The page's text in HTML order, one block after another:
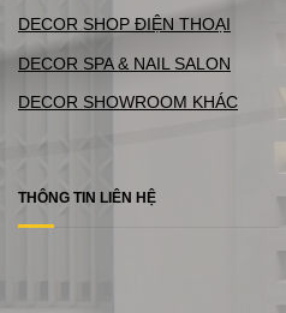
DECOR SHOP ĐIỆN THOẠI
DECOR SPA & NAIL SALON
DECOR SHOWROOM KHÁC
THÔNG TIN LIÊN HỆ